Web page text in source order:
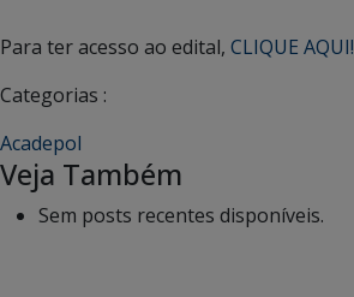
Para ter acesso ao edital, CLIQUE AQUI!
Categorias :
Acadepol
Veja Também
Sem posts recentes disponíveis.